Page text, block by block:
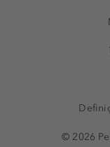
© 2026